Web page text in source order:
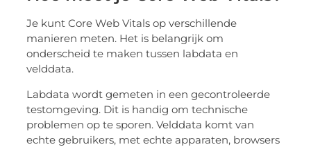
Je kunt Core Web Vitals op verschillende
manieren meten. Het is belangrijk om
onderscheid te maken tussen labdata en
velddata.
Labdata wordt gemeten in een gecontroleerde
testomgeving. Dit is handig om technische
problemen op te sporen. Velddata komt van
echte gebruikers, met echte apparaten, browsers